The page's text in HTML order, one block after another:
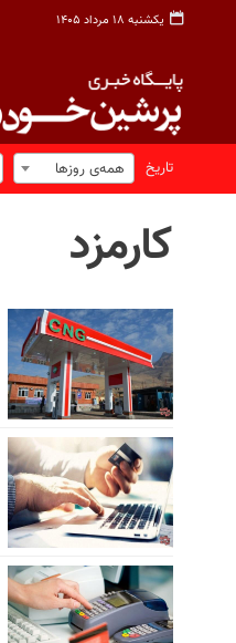
یکشنبه ۱۸ مرداد ۱۴۰۵
تاریخ همه‌ی روزها
کارمزد